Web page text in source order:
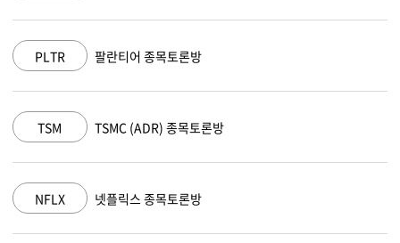
AAPL 애플 종목토론방
AMZN 아마존 닷컴 종목토론방
GOOGL 알파벳 A 종목토론방